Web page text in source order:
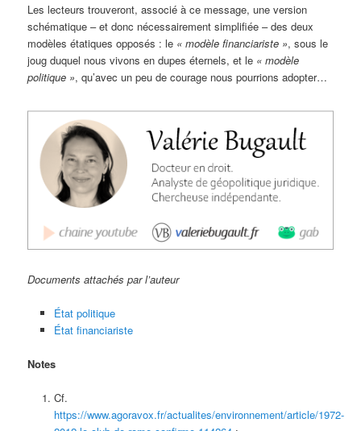
Les lecteurs trouveront, associé à ce message, une version
schématique – et donc nécessairement simplifiée – des deux
modèles étatiques opposés : le « modèle financiariste », sous le
joug duquel nous vivons en dupes éternels, et le « modèle
politique », qu’avec un peu de courage nous pourrions adopter…
Documents attachés par l’auteur
État politique
État financiariste
Notes
Cf.
https://www.agoravox.fr/actualites/environnement/article/1972-